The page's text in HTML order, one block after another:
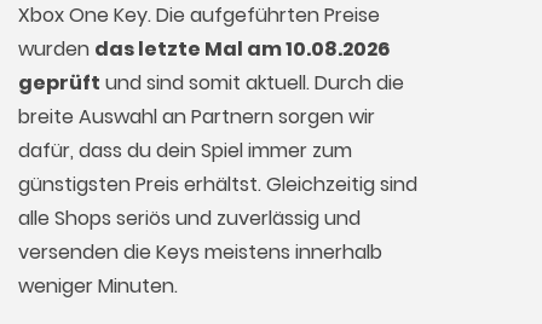
Xbox One Key. Die aufgeführten Preise
wurden das letzte Mal am 10.08.2026
geprüft und sind somit aktuell. Durch die
breite Auswahl an Partnern sorgen wir
dafür, dass du dein Spiel immer zum
günstigsten Preis erhältst. Gleichzeitig sind
alle Shops seriös und zuverlässig und
versenden die Keys meistens innerhalb
weniger Minuten.